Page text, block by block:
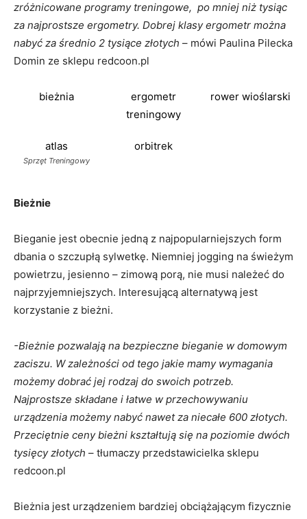
zróżnicowane programy treningowe, po mniej niż tysiąc
za najprostsze ergometry. Dobrej klasy ergometr można
nabyć za średnio 2 tysiące złotych – mówi Paulina Pilecka
Domin ze sklepu redcoon.pl
bieżnia
ergometr
treningowy
rower wioślarski
atlas
Sprzęt Treningowy
orbitrek
Bieżnie
Bieganie jest obecnie jedną z najpopularniejszych form
dbania o szczupłą sylwetkę. Niemniej jogging na świeżym
powietrzu, jesienno – zimową porą, nie musi należeć do
najprzyjemniejszych. Interesującą alternatywą jest
korzystanie z bieżni.
-Bieżnie pozwalają na bezpieczne bieganie w domowym
zaciszu. W zależności od tego jakie mamy wymagania
możemy dobrać jej rodzaj do swoich potrzeb.
Najprostsze składane i łatwe w przechowywaniu
urządzenia możemy nabyć nawet za niecałe 600 złotych.
Przeciętnie ceny bieżni kształtują się na poziomie dwóch
tysięcy złotych – tłumaczy przedstawicielka sklepu
redcoon.pl
Bieżnia jest urządzeniem bardziej obciążającym fizycznie